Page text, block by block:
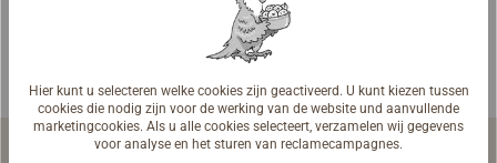
oranje. Levering
per hele tros à
220 m.
Hier kunt u selecteren welke cookies zijn geactiveerd. U kunt kiezen tussen
cookies die nodig zijn voor de werking van de website und aanvullende
marketingcookies. Als u alle cookies selecteert, verzamelen wij gegevens
voor analyse en het sturen van reclamecampagnes.